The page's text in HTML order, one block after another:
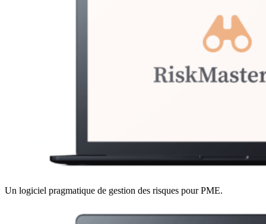
Un logiciel pragmatique de gestion des risques pour PME.